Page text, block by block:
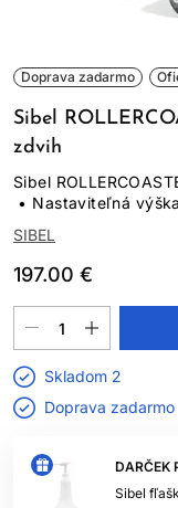
Doprava zadarmo
Sibel
zdvih
Sibel
• Nastaviteľná
SIBEL
197.00 €
DARČEK
Sibel
Skladom 2
Doprava zadarmo